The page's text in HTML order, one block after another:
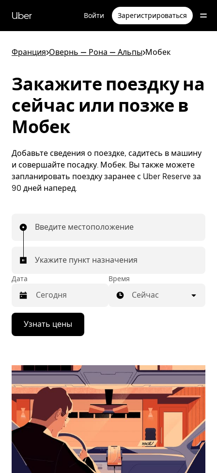
перейти
к
Uber Войти Зарегистрироваться
Франция>Овернь — Рона — Альпы>Мобек
Закажите поездку на
сейчас или позже в
Мобек
Добавьте сведения о поездке, садитесь в машину
и совершайте посадку. Мобек. Вы также можете
запланировать поездку заранее с Uber Reserve за
90 дней наперед.
Введите местоположение
Укажите пункт назначения
Дата
Нажмите
стрелку
вниз,
календарю
выбрать
дату.
Чтобы
закрыть
календарь,
нажмите
Esc.
Время
Сейчас
Узнать цены